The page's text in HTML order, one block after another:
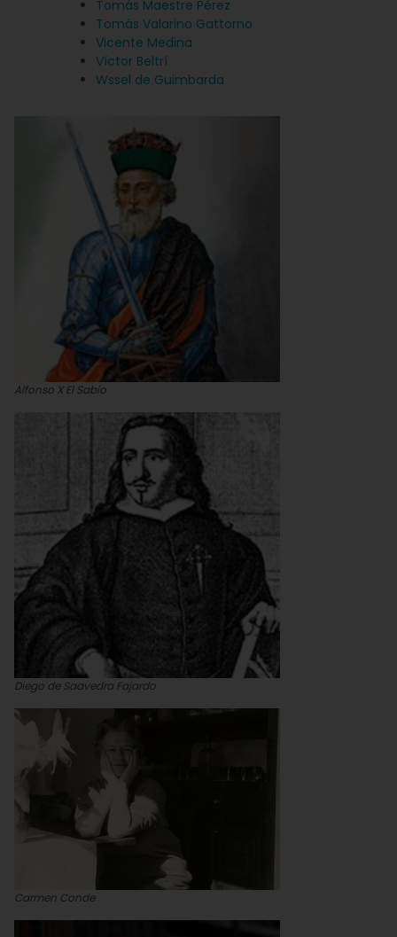
Tomás Maestre Pérez
Tomás Valarino Gattorno
Vicente Medina
Víctor Beltrí
Wssel de Guimbarda
Alfonso X El Sabio
Diego de Saavedra Fajardo
Carmen Conde